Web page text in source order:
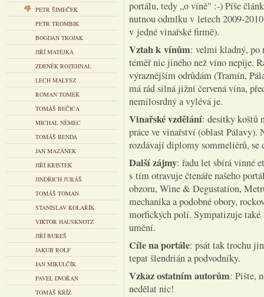
PETR ŠIMEČEK
PETR TROMBIK
BOGDAN TROJAK
JIŘÍ MATĚJKA
ZDENĚK ROZEHNAL
LECH MALYSZ
ROMAN TOMEK
TOMÁŠ BEČICA
MICHAL NĚMEC
TOMÁŠ BENDA
JAN MAZÁNEK
JIŘÍ KRISTEK
JINDŘICH JURÁŠ
TOMÁŠ TOMAN
STANISLAV KOLAŘÍK
VIKTOR HAUSKNOTZ
JIŘÍ BUREŠ
JAKUB ROLF
JAN MIKULČÍK
PAVEL DVOŘAN
TOMÁŠ KŘÍŽ
portálu, tedy „o víně" :-) Píše
nutnou odmlku v letech 2009-
v jedné vinařské firmě).
Vztah k vínům: velmi kladný, po
téměř nic jiného než víno nepije.
výraznějším odrůdám (Tramín,
má rád silná jižní červená vína,
nemilosrdný a vylévá je.
Vinařské vzdělání: desítky koštů
práce ve vinařství (oblast Pálavy).
rozdávají diplomy sommeliérů, se
Další zájmy: řadu let sbírá vinné
s tím otravuje čtenáře našeho
obzoru, Wine & Degustation,
mechanika a podobné obory,
morfických polí. Sympatizuje také
umění.
Cíle na portále: psát tak trochu
tepat šlendrián a podvodníky.
Vzkaz ostatním autorům: Pište,
nedělat nic!